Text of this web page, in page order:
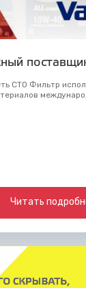
СТО Фильтр
Читать